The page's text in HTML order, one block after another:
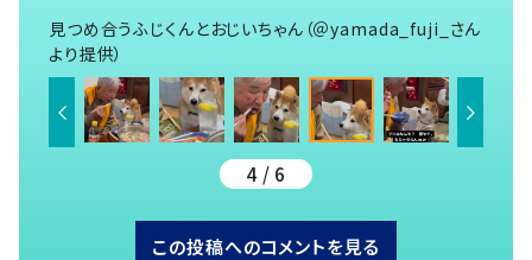
見つめ合うふじくんとおじいちゃん（＠yamada_fuji_さん
より提供）
4 / 6
この投稿へのコメントを見る